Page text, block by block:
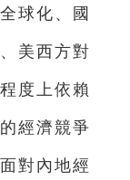
球化、國
美西方對
度上依賴
經濟競爭
對內地經